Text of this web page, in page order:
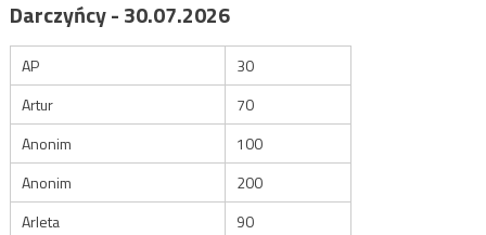
Darczyńcy - 30.07.2026
AP
30
Artur
70
Anonim
100
Anonim
200
Arleta
90